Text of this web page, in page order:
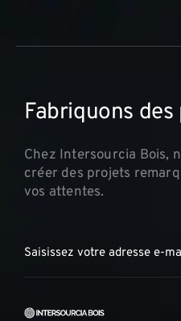
Fabriquons des
Chez Intersourcia Bois,
créer des projets
vos attentes.